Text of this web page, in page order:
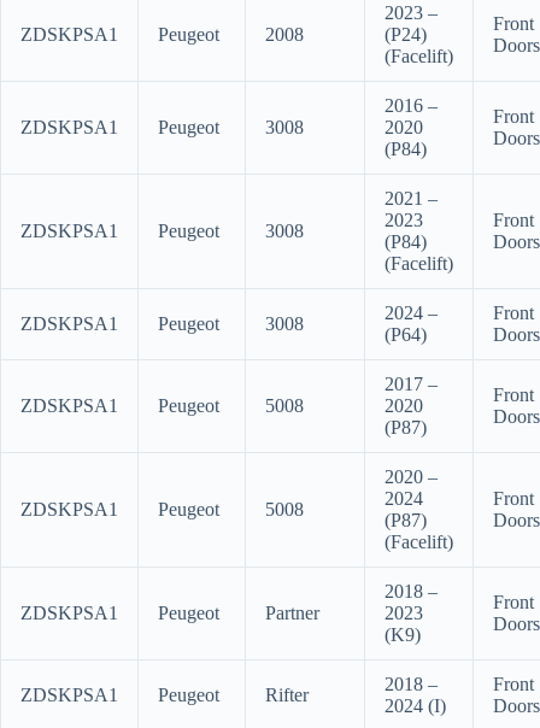
ZDSKPSA1 Peugeot 2008
2023 –
(P24)
(Facelift)
Front
Doors
ZDSKPSA1 Peugeot 3008
2016 –
2020
(P84)
Front
Doors
ZDSKPSA1 Peugeot 3008
2021 –
2023
(P84)
(Facelift)
Front
Doors
ZDSKPSA1 Peugeot 3008
2024 –
(P64)
Front
Doors
ZDSKPSA1 Peugeot 5008
2017 –
2020
(P87)
Front
Doors
ZDSKPSA1 Peugeot 5008
2020 –
2024
(P87)
(Facelift)
Front
Doors
ZDSKPSA1 Peugeot Partner
2018 –
2023
(K9)
Front
Doors
ZDSKPSA1 Peugeot Rifter
2018 –
2024 (I)
Front
Doors